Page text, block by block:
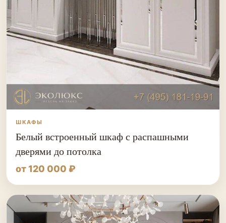
ШКАФЫ
Белый встроенный шкаф с распашными
дверями до потолка
от 120 000 ₽